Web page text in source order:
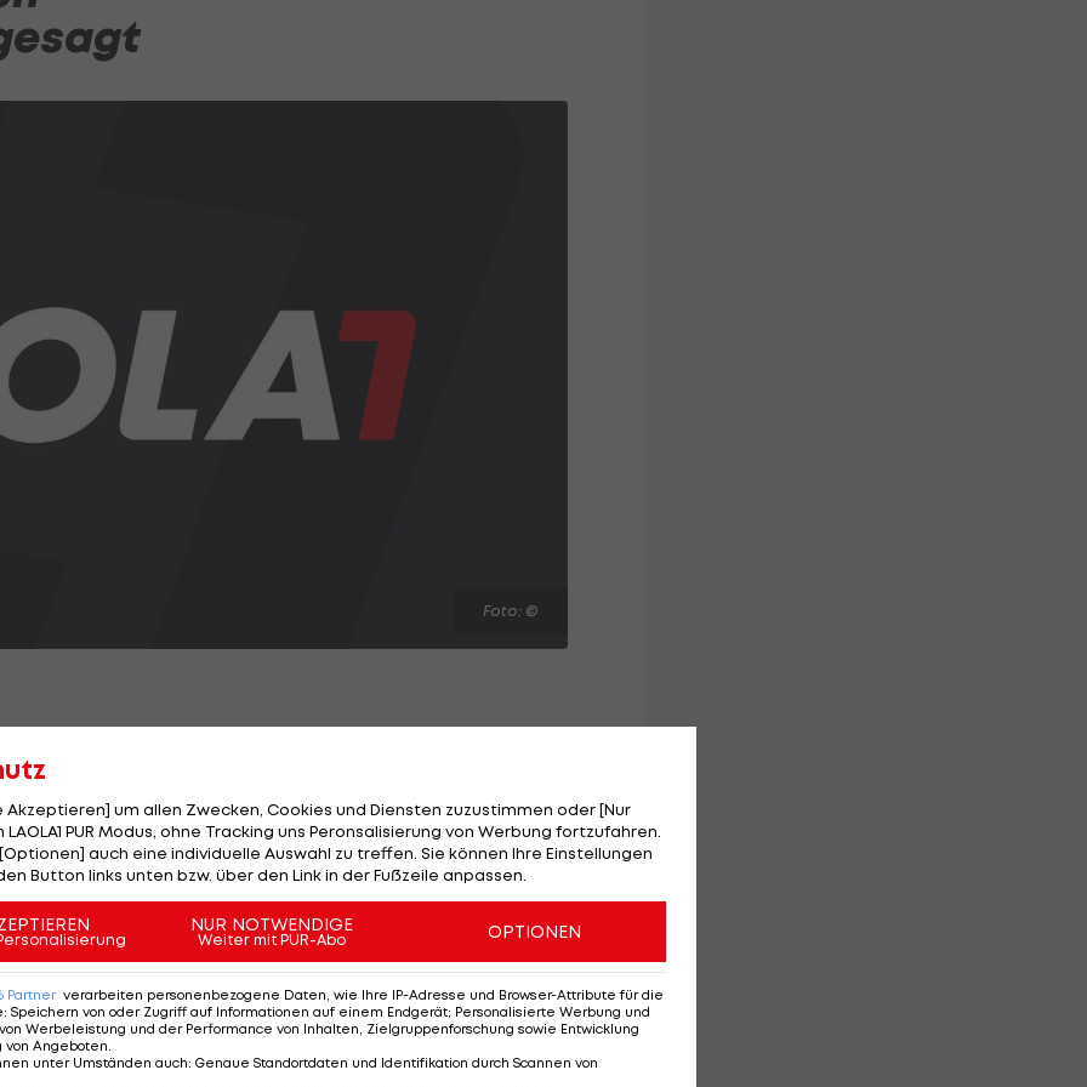
Foto: ©
Warnung und sagt ein Spiel der höchsten
Lokeren und RSC Anderlecht findet nicht statt, da
konnten und "die Sicherheit nicht garantiert
werden, da die Terror-Warnung nur für Brüssel
keine Partie der Pro League stattfindet.
Akzeptieren] um allen Zwecken, Cookies und Diensten zuzustimmen oder [Nur
PUR Modus, ohne Tracking uns Peronsalisierung von Werbung fortzufahren.
auch eine individuelle Auswahl zu treffen. Sie können Ihre Einstellungen
Button links unten bzw. über den Link in der Fußzeile anpassen.
NUR NOTWENDIGE
Weiter mit PUR-Abo OPTIONEN
Partner verarbeiten personenbezogene Daten, wie Ihre IP-Adresse und Browser-Attribute für die
: Speichern von oder Zugriff auf Informationen auf einem Endgerät; Personalisierte Werbung und
Werbeleistung und der Performance von Inhalten, Zielgruppenforschung sowie Entwicklung
von Angeboten.
unter Umständen auch: Genaue Standortdaten und Identifikation durch Scannen von